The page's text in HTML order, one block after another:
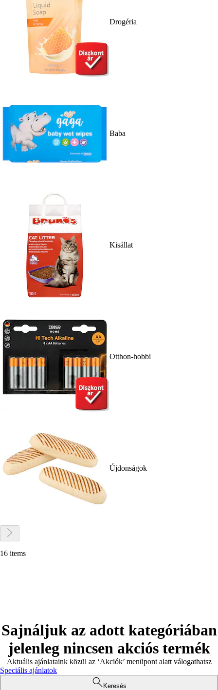
Drogéria
Baba
Kisállat
Otthon-hobbi
Újdonságok
16 items
Sajnáljuk az adott kategóriában
jelenleg nincsen akciós termék
Aktuális ajánlataink közül az ‘Akciók’ menüpont alatt válogathatsz
Speciális ajánlatok
Keresés